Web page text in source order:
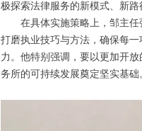
极探索法律服务的新模式、新路
在具体实施策略上，邹主
打磨执业技巧与方法，确保每
力。他特别强调，要以更加开
务所的可持续发展奠定坚实基础